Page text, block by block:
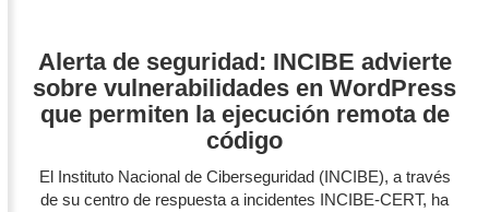
Alerta de seguridad: INCIBE advierte
sobre vulnerabilidades en WordPress
que permiten la ejecución remota de
código
El Instituto Nacional de Ciberseguridad (INCIBE), a través
de su centro de respuesta a incidentes INCIBE-CERT, ha